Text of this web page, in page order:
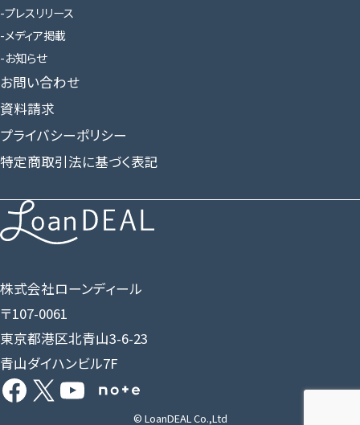
株式会社ローンディール
〒107-0061
東京都港区北青山3-6-23
青山ダイハンビル7F
Facebook
X YouTube
Share Icon
プレスリリース
メディア掲載
お知らせ
お問い合わせ
資料請求
プライバシーポリシー
特定商取引法に基づく表記
© LoanDEAL Co.,Ltd